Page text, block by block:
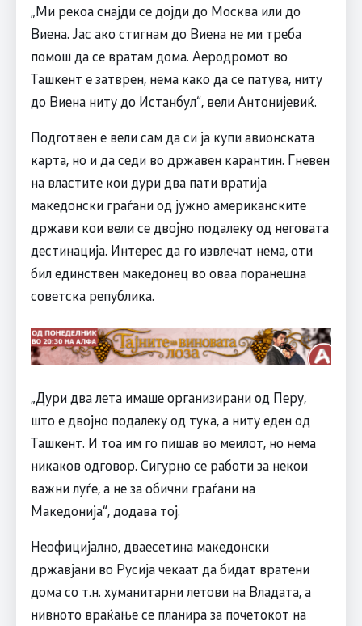
„Ми рекоа снајди се дојди до Москва или до
Виена. Јас ако стигнам до Виена не ми треба
помош да се вратам дома. Аеродромот во
Ташкент е затврен, нема како да се патува, ниту
до Виена ниту до Истанбул“, вели Антонијевиќ.
Подготвен е вели сам да си ја купи авионската
карта, но и да седи во државен карантин. Гневен
на властите кои дури два пати вратија
македонски граѓани од јужно американските
држави кои вели се двојно подалеку од неговата
дестинација. Интерес да го извлечат нема, оти
бил единствен македонец во оваа поранешна
советска република.
„Дури два лета имаше организирани од Перу,
што е двојно подалеку од тука, а ниту еден од
Ташкент. И тоа им го пишав во меилот, но нема
никаков одговор. Сигурно се работи за некои
важни луѓе, а не за обични граѓани на
Македонија“, додава тој.
Неофицијално, дваесетина македонски
државјани во Русија чекаат да бидат вратени
дома со т.н. хуманитарни летови на Владата, а
нивното враќање се планира за почетокот на